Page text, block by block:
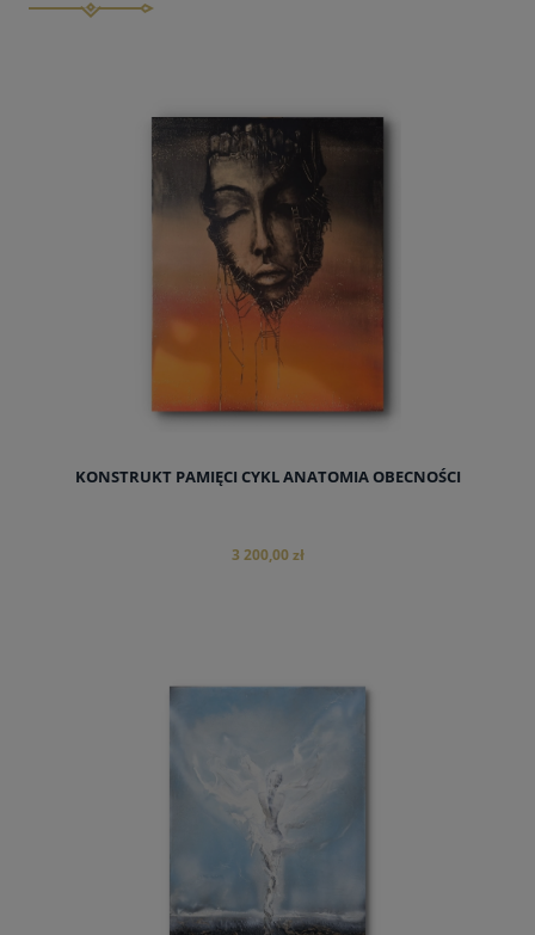
KONSTRUKT PAMIĘCI CYKL ANATOMIA OBECNOŚCI
3 200,00 zł